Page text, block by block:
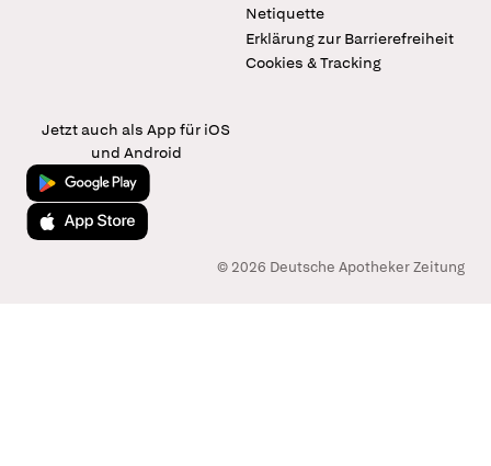
Netiquette
Erklärung zur Barrierefreiheit
Cookies & Tracking
Jetzt auch als App für iOS
und Android
Jetzt bei Google Play
Laden im App Store
© 2026 Deutsche Apotheker Zeitung